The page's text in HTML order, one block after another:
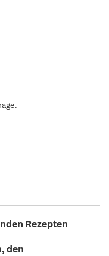
Rezepten
den